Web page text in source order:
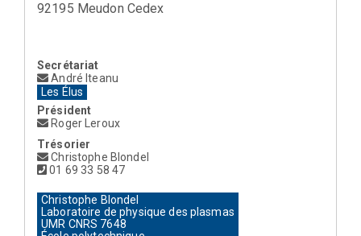
92195 Meudon Cedex
Secrétariat
André Iteanu
Les Élus
Président
Roger Leroux
Trésorier
Christophe Blondel
01 69 33 58 47
Christophe Blondel
Laboratoire de physique des plasmas
UMR CNRS 7648